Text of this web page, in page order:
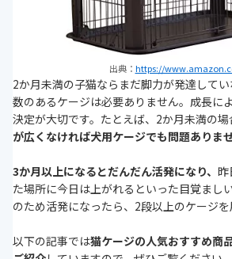
出典： https://
2か月未満の子猫ならまだ脚力が発達して
数のあるケージは必要ありません。成長に
決定が大切です。たとえば、2か月未満の場
が広くなければ犬用ケージでも問題ありませ
3か月以上になるとだんだん活発になり、 昨
た場所に今日は上がれるといった目覚まし
のため活発になったら、2段以上のケージを
以下の記事では猫ケージの人気おすすめ商